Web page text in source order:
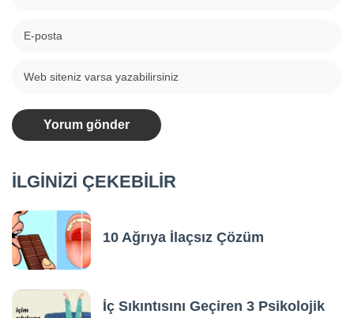
İLGİNİZİ ÇEKEBİLİR
10 Ağrıya İlaçsız Çözüm
İç Sıkıntısını Geçiren 3 Psikolojik